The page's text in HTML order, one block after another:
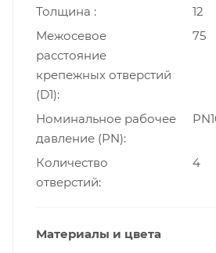
Толщина
12
Межосевое
расстояние
крепежных отверстий
(D1)
75
Номинальное рабочее
давление (PN)
Количество
отверстий
4
Материалы и цвета